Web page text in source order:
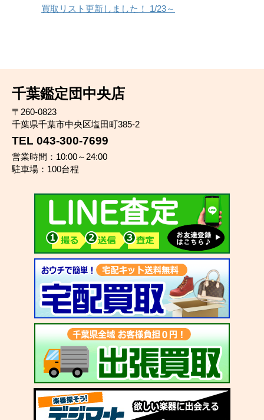
買取リスト更新しました！ 1/23～
千葉鑑定団中央店
〒260-0823
千葉県千葉市中央区塩田町385-2
TEL 043-300-7699
営業時間：10:00～24:00
駐車場：100台程